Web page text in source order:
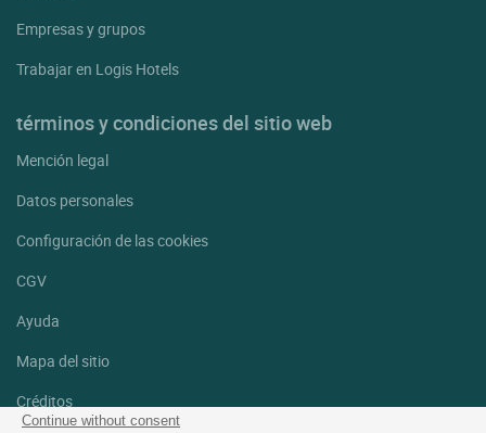
Continue without consent
Empresas y grupos
Trabajar en Logis Hotels
términos y condiciones del sitio web
Mención legal
Datos personales
Configuración de las cookies
CGV
Ayuda
Mapa del sitio
Créditos
fotografías